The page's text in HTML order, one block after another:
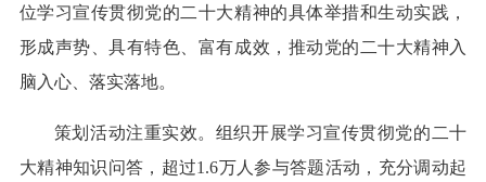
位学习宣传贯彻党的二十大精神的具体举措和生动实践，
形成声势、具有特色、富有成效，推动党的二十大精神入
脑入心、落实落地。
策划活动注重实效。组织开展学习宣传贯彻党的二十
大精神知识问答，超过1.6万人参与答题活动，充分调动起